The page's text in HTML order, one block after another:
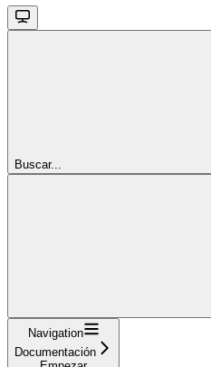
Buscar...
Navigation
Documentación